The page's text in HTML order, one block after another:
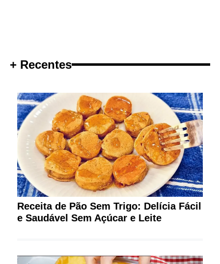
+ Recentes
Receita de Pão Sem Trigo: Delícia Fácil
e Saudável Sem Açúcar e Leite